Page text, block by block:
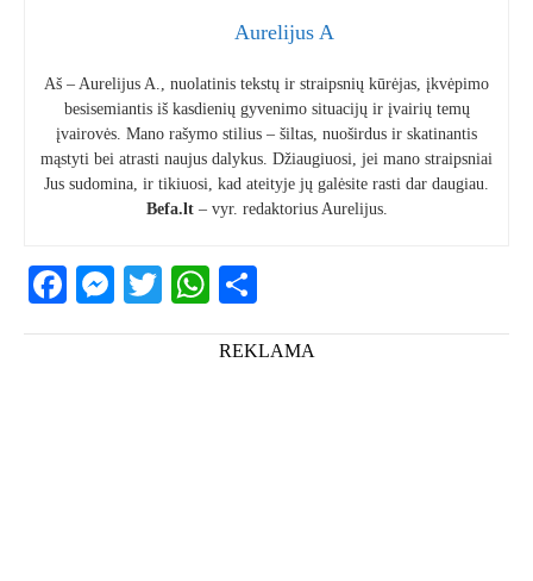
Aurelijus A
Aš – Aurelijus A., nuolatinis tekstų ir straipsnių kūrėjas, įkvėpimo
besisemiantis iš kasdienių gyvenimo situacijų ir įvairių temų
įvairovės. Mano rašymo stilius – šiltas, nuoširdus ir skatinantis
mąstyti bei atrasti naujus dalykus. Džiaugiuosi, jei mano straipsniai
Jus sudomina, ir tikiuosi, kad ateityje jų galėsite rasti dar daugiau.
Befa.lt– vyr. redaktorius Aurelijus.
Facebook
Messenger
TwitterWhatsApp
REKLAMA